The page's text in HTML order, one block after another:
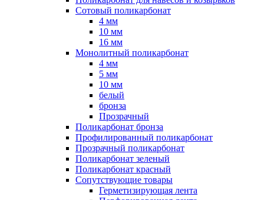
Сотовый поликарбонат
4 мм
10 мм
16 мм
Монолитный поликарбонат
4 мм
5 мм
10 мм
белый
бронза
Прозрачный
Поликарбонат бронза
Профилированный поликарбонат
Прозрачный поликарбонат
Поликарбонат зеленый
Поликарбонат красный
Сопутствующие товары
Герметизирующая лента